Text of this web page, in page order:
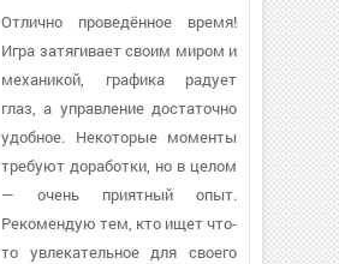
Отлично проведённое время!
Игра затягивает своим миром и
механикой, графика радует
глаз, а управление достаточно
удобное. Некоторые моменты
требуют доработки, но в целом
— очень приятный опыт.
Рекомендую тем, кто ищет что-
то увлекательное для своего